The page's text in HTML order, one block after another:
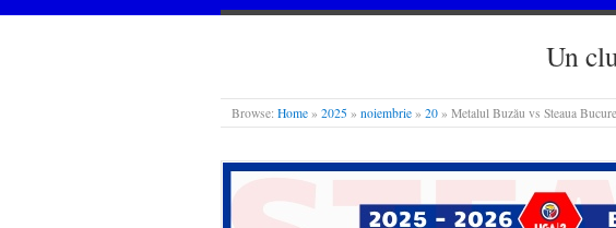
STEAUA LIBERĂ
Un
Browse: Home » 2025 » noiembrie » 20 » Metalul Buzău vs Steaua